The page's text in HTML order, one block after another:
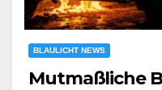
BLAULICHT NEWS
Mutmaßliche